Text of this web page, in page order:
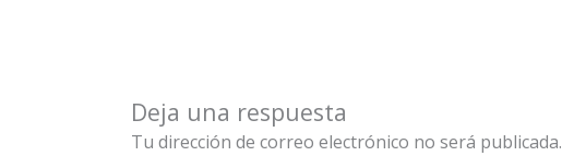
Deja una respuesta
Tu dirección de correo electrónico no será publicada.